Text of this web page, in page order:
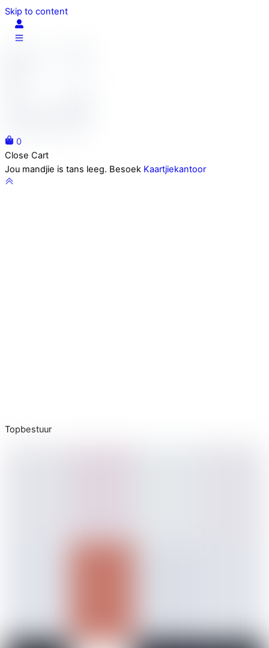
Skip to content
0
Close Cart
Jou mandjie is tans leeg. Besoek Kaartjiekantoor
Topbestuur